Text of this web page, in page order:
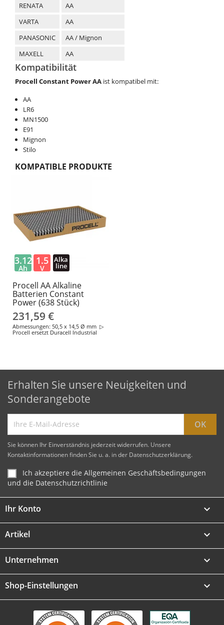
RENATA
AA
VARTA
AA
PANASONIC
AA / Mignon
MAXELL
AA
Kompatibilität
Procell Constant Power AA ist kompatibel mit:
AA
LR6
MN1500
E91
Mignon
Stilo
KOMPATIBLE PRODUKTE
Procell AA Alkaline
Batterien Constant
Power (638 Stück)
231,59 €
Abmessungen: 50,5 x 14,5 Ø mm ▷
Procell ersetzt Duracell Industrial
3.12
Ah
1.5
V
Alka
line
Erhalten Sie unsere Neuigkeiten und
Sonderangebote
Sie können Ihr Einverständnis jederzeit widerrufen. Unsere
Kontaktinformationen finden Sie u. a. in der Datenschutzerklärung.
Ich akzeptiere die Allgemeinen Geschäftsbedingungen
und die Datenschutzrichtlinie
Ihr Konto 
Artikel 
Unternehmen 
Shop-Einstellungen keyboard_arrow_down